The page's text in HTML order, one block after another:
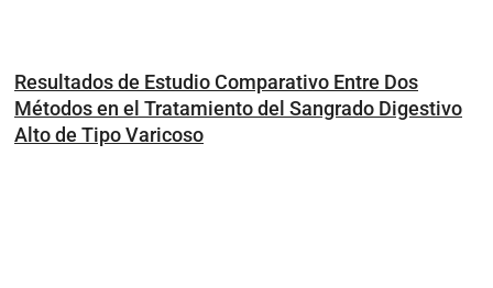
Resultados de Estudio Comparativo Entre Dos
Métodos en el Tratamiento del Sangrado Digestivo
Alto de Tipo Varicoso